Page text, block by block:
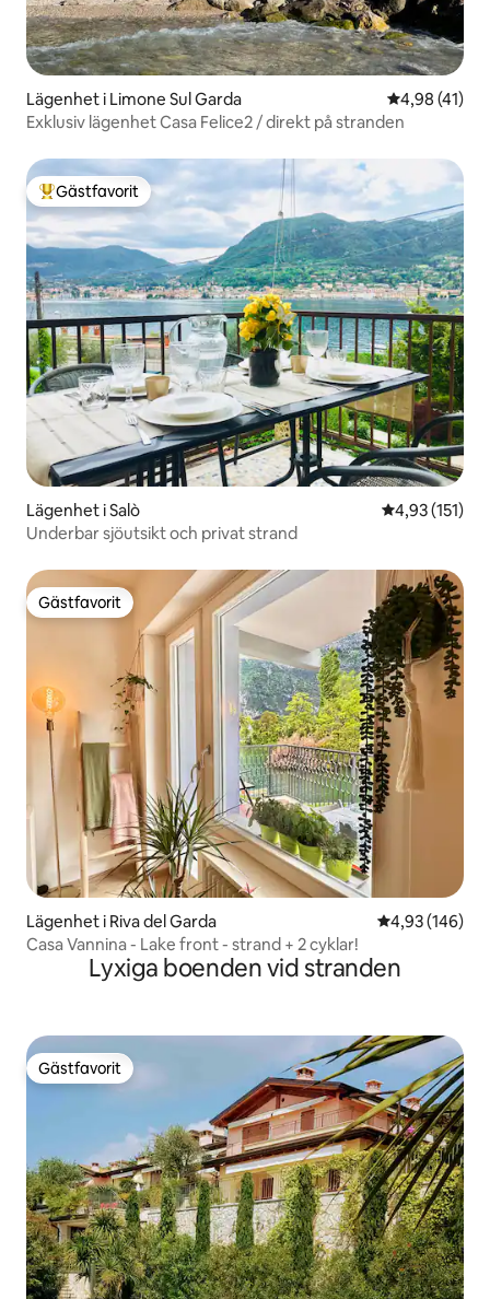
Lägenhet i Limone Sul Garda 4,98 av 5 i
4,98 (41)
Exklusiv lägenhet Casa Felice2 / direkt på stranden
Populär gästfavorit
Gästfavorit
Lägenhet i Salò 4,93 av 5 i
4,93 (151)
Underbar sjöutsikt och privat strand
Gästfavorit
Gästfavorit
Lägenhet i Riva del Garda 4,93 av 5 i
4,93 (146)
Casa Vannina - Lake front - strand + 2 cyklar!
Lyxiga boenden vid stranden
Gästfavorit
Gästfavorit